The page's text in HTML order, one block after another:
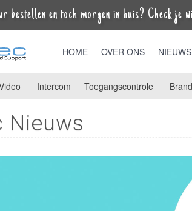
bestellen en toch morgen in huis? Check je
HOME OVER ONS NIEUWS
Intercom Toegangscontrole Brand
Nieuws